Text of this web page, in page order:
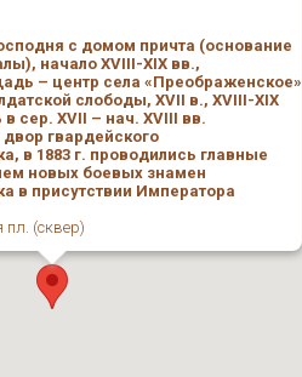
с домом причта (основание
начало XVIII-XIX вв.,
– центр села «Преображенское»
слободы, XVII в., XVIII-XIX
сер. XVII – нач. XVIII вв.
гвардейского
в 1883 г. проводились главные
новых боевых знамен
в присутствии Императора
(сквер)